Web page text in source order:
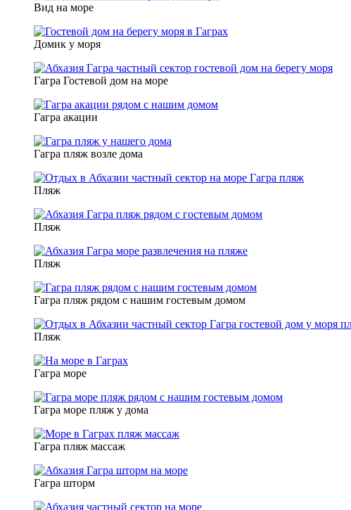
Вид на море
Домик у моря
Гагра Гостевой дом на море
Гагра акации
Гагра пляж возле дома
Пляж
Пляж
Пляж
Гагра пляж рядом с нашим гостевым домом
Пляж
Гагра море
Гагра море пляж у дома
Гагра пляж массаж
Гагра шторм